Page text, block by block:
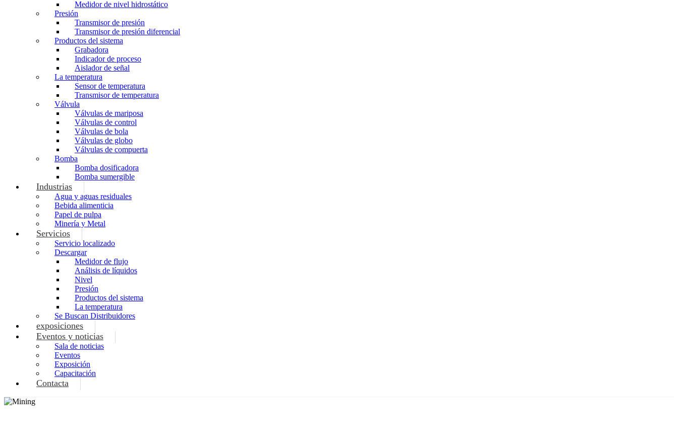
Medidor de nivel hidrostático
Presión
Transmisor de presión
Transmisor de presión diferencial
Productos del sistema
Grabadora
Indicador de proceso
Aislador de señal
La temperatura
Sensor de temperatura
Transmisor de temperatura
Válvula
Válvulas de mariposa
Válvulas de control
Válvulas de bola
Válvulas de globo
Válvulas de compuerta
Bomba
Bomba dosificadora
Bomba sumergible
Industrias
Agua y aguas residuales
Bebida alimenticia
Papel de pulpa
Minería y Metal
Servicios
Servicio localizado
Descargar
Medidor de flujo
Análisis de líquidos
Nivel
Presión
Productos del sistema
La temperatura
Se Buscan Distribuidores
exposiciones
Eventos y noticias
Sala de noticias
Eventos
Exposición
Capacitación
Contacta